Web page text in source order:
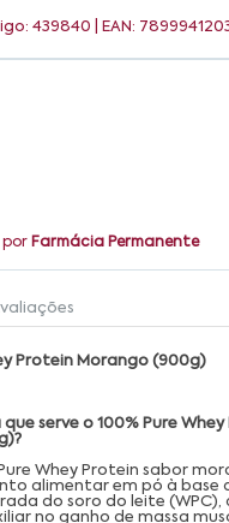
439840 | EAN:
por Farmácia Permanente
Protein Morango (900g)
serve o 100% Pure
Whey Protein sabor
alimentar em pó à base
do soro do leite (WPC),
no ganho de massa